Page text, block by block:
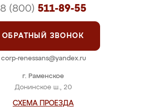
г. Раменское
Донинское ш., 20
СХЕМА ПРОЕЗДА
8 (800) 511-89-55
ОБРАТНЫЙ ЗВОНОК
corp-renessans@yandex.ru